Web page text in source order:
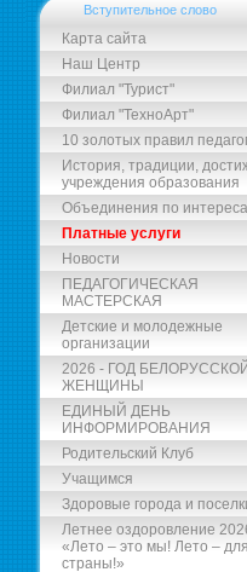
Вступительное слово
Карта сайта
Наш Центр
Филиал "Турист"
Филиал "ТехноАрт"
10 золотых правил
История, традиции,
учреждения образования
Объединения по
Платные услуги
Новости
ПЕДАГОГИЧЕСКАЯ
МАСТЕРСКАЯ
Детские и молодежные
организации
2026 - ГОД БЕЛОРУССКОЙ
ЖЕНЩИНЫ
ЕДИНЫЙ ДЕНЬ
ИНФОРМИРОВАНИЯ
Родительский Клуб
Учащимся
Здоровые города и
Летнее оздоровление
«Лето – это мы! Лето – для
страны!»